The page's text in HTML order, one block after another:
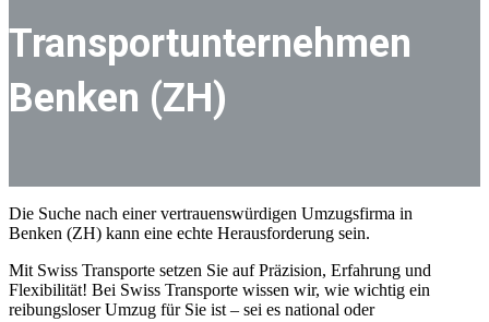
Transportunternehmen
Benken (ZH)
Die Suche nach einer vertrauenswürdigen Umzugsfirma in
Benken (ZH) kann eine echte Herausforderung sein.
Mit Swiss Transporte setzen Sie auf Präzision, Erfahrung und
Flexibilität! Bei Swiss Transporte wissen wir, wie wichtig ein
reibungsloser Umzug für Sie ist – sei es national oder